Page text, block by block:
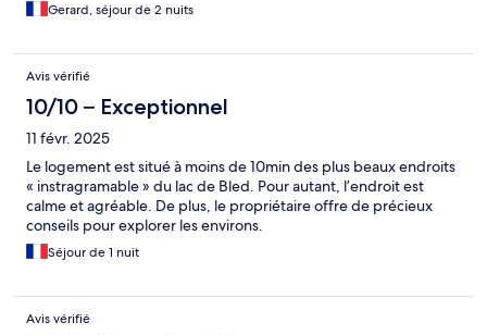
Gerard, séjour de 2 nuits
Avis vérifié
10/10 – Exceptionnel
11 févr. 2025
Le logement est situé à moins de 10min des plus beaux endroits
« instragramable » du lac de Bled. Pour autant, l’endroit est
calme et agréable. De plus, le propriétaire offre de précieux
conseils pour explorer les environs.
Séjour de 1 nuit
Avis vérifié